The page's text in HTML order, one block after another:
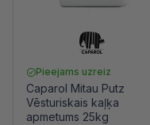
Pieejams uzreiz
Caparol Mitau Putz
Vēsturiskais kaļķa
apmetums 25kg